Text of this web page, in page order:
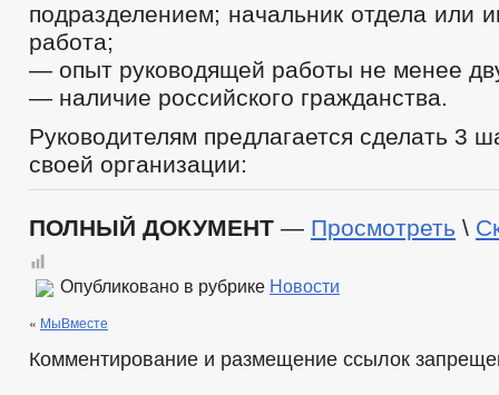
подразделением; начальник отдела или
работа;
— опыт руководящей работы не менее
— наличие российского гражданства.
Руководителям предлагается сделать 3
своей организации:
ПОЛНЫЙ ДОКУМЕНТ — Просмотреть \
Опубликовано в рубрике Новости
« МыВместе
Комментирование и размещение ссылок